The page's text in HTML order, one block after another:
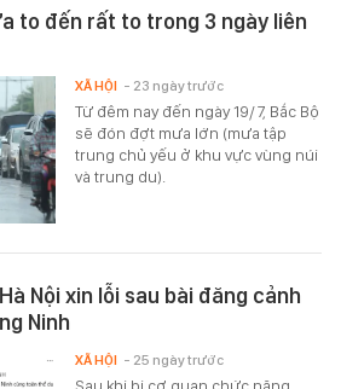
to đến rất to trong 3 ngày liên
Từ đêm nay đến ngày 19/7, Bắc Bộ
sẽ đón đợt mưa lớn (mưa tập
trung chủ yếu ở khu vực vùng núi
và trung du).
XÃ HỘI - 23 ngày trước
Nội xin lỗi sau bài đăng cảnh
Ninh
XÃ HỘI - 25 ngày trước